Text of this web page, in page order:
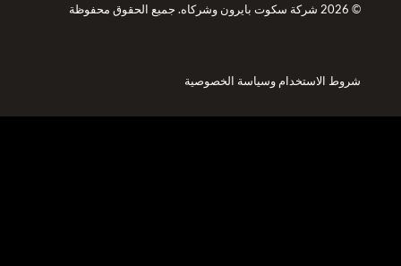
© 2026 شركة سكوت بايرون وشركاه. جميع الحقوق محفوظة
شروط الاستخدام وسياسة الخصوصية